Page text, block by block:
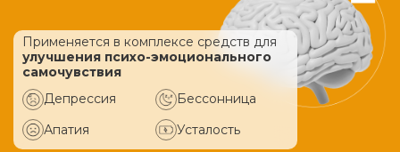
Применяется в комплексе средств для
улучшения психо-эмоционального
самочувствия
Депрессия
Бессонница
Апатия
Усталость